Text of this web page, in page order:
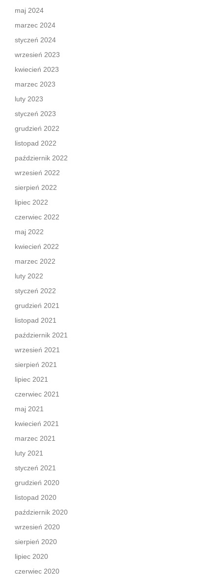
maj 2024
marzec 2024
styczeń 2024
wrzesień 2023
kwiecień 2023
marzec 2023
luty 2023
styczeń 2023
grudzień 2022
listopad 2022
październik 2022
wrzesień 2022
sierpień 2022
lipiec 2022
czerwiec 2022
maj 2022
kwiecień 2022
marzec 2022
luty 2022
styczeń 2022
grudzień 2021
listopad 2021
październik 2021
wrzesień 2021
sierpień 2021
lipiec 2021
czerwiec 2021
maj 2021
kwiecień 2021
marzec 2021
luty 2021
styczeń 2021
grudzień 2020
listopad 2020
październik 2020
wrzesień 2020
sierpień 2020
lipiec 2020
czerwiec 2020